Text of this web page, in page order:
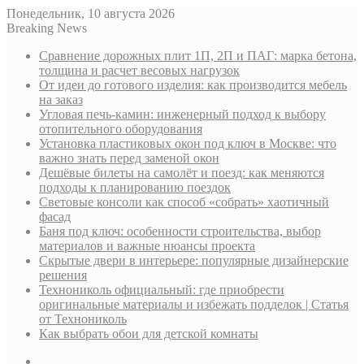
Понедельник, 10 августа 2026
Breaking News
Сравнение дорожных плит 1П, 2П и ПАГ: марка бетона,
толщина и расчет весовых нагрузок
От идеи до готового изделия: как производится мебель
на заказ
Угловая печь-камин: инженерный подход к выбору
отопительного оборудования
Установка пластиковых окон под ключ в Москве: что
важно знать перед заменой окон
Дешёвые билеты на самолёт и поезд: как меняются
подходы к планированию поездок
Световые консоли как способ «собрать» хаотичный
фасад
Баня под ключ: особенности строительства, выбор
материалов и важные нюансы проекта
Скрытые двери в интерьере: популярные дизайнерские
решения
Технониколь официальный: где приобрести
оригинальные материалы и избежать подделок | Статья
от Технониколь
Как выбрать обои для детской комнаты